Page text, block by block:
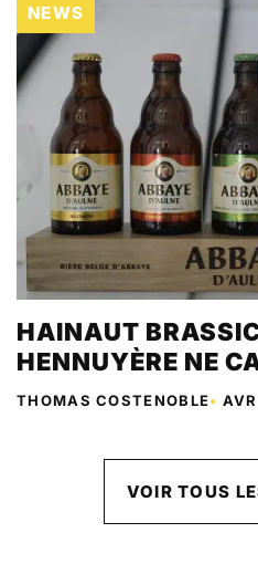
NEWS
HAINAUT
HENNUYÈRE NE
THOMAS COSTENOBLE•
VOIR TOUS